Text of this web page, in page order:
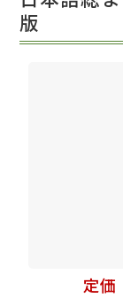
版
定価